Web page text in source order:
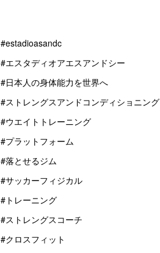
#estadioasandc
#エスタディオアエスアンドシー
#日本人の身体能力を世界へ
#ストレングスアンドコンディショニング
#ウエイトトレーニング
#プラットフォーム
#落とせるジム
#サッカーフィジカル
#トレーニング
#ストレングスコーチ
#クロスフィット